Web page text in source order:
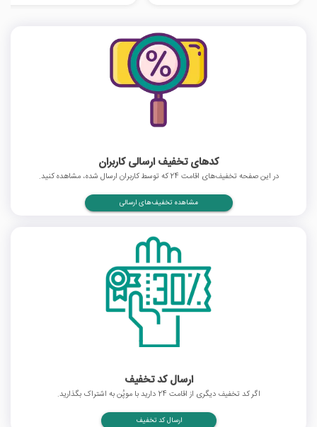
کدهای تخفیف ارسالی کاربران
در این صفحه تخفیف‌های اقامت 24 که توسط کاربران ارسال شده، مشاهده کنید.
مشاهده تخفیف‌های ارسالی
ارسال کد تخفیف
اگر کد تخفیف دیگری از اقامت 24 دارید با موپُن به اشتراک بگذارید.
ارسال کد تخفیف